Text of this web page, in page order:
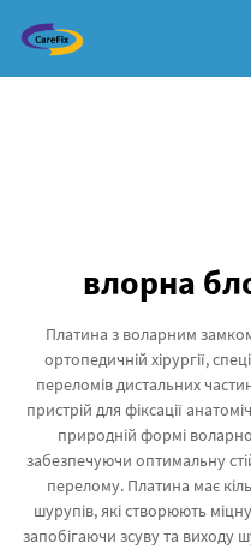
влорна
Платина з воларним
ортопедичній хірургії,
переломів дистальних
пристрій для фіксації
природній формі
забезпечуючи оптимальну
перелому. Платина має
шурупів, які створюють
запобігаючи зсуву та виходу